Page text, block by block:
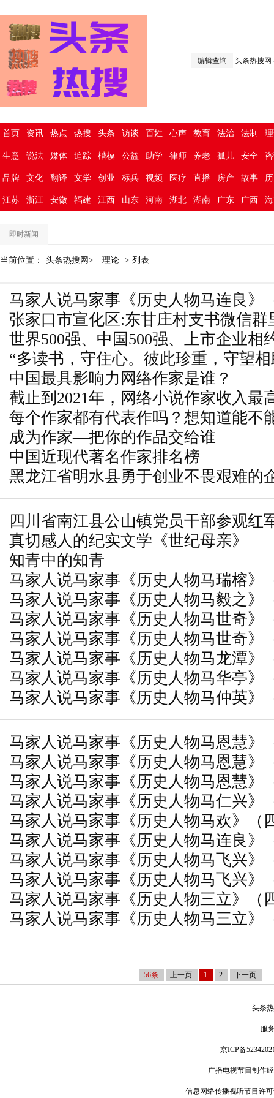
编辑查询 头条热搜网
首页 资讯 热点 热搜 头条 访谈 百姓 心声 教育 法治 法制
生意 说法 媒体 追踪 楷模 公益 助学 律师 养老 孤儿 安全
品牌 文化 翻译 文学 创业 标兵 视频 医疗 直播 房产 故事
江苏 浙江 安徽 福建 江西 山东 河南 湖北 湖南 广东 广西
即时新闻
当前位置： 头条热搜网> 理论 > 列表
马家人说马家事《历史人物马连良》
张家口市宣化区:东甘庄村支书微信群
世界500强、中国500强、上市企业相
农业博览会正式开幕
“多读书，守住心。彼此珍重，守望
视频为读者加油
中国最具影响力网络作家是谁？
截止到2021年，网络小说作家收入最
每个作家都有代表作吗？想知道能不
要知道代表作
成为作家—把你的作品交给谁
中国近现代著名作家排名榜
黑龙江省明水县勇于创业不畏艰难的
四川省南江县公山镇党员干部参观红
红色基因
真切感人的纪实文学《世纪母亲》
知青中的知青
马家人说马家事《历史人物马瑞榕》
马家人说马家事《历史人物马毅之》
马家人说马家事《历史人物马世奇》
马家人说马家事《历史人物马世奇》
马家人说马家事《历史人物马龙潭》
马家人说马家事《历史人物马华亭》
马家人说马家事《历史人物马仲英》
马家人说马家事《历史人物马恩慧》
马家人说马家事《历史人物马恩慧》
马家人说马家事《历史人物马恩慧》
马家人说马家事《历史人物马仁兴》
马家人说马家事《历史人物马欢》（
马家人说马家事《历史人物马连良》
马家人说马家事《历史人物马飞兴》
马家人说马家事《历史人物马飞兴》
马家人说马家事《历史人物三立》（
马家人说马家事《历史人物马三立》
56条 上一页 1 2 下一页
头条
服
京ICP备
广播电视节目制作
信息网络传播视听节目许